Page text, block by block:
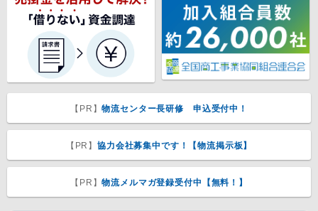
【PR】物流センター長研修 申込受付中！
【PR】協力会社募集中です！【物流掲示板】
【PR】物流メルマガ登録受付中【無料！】